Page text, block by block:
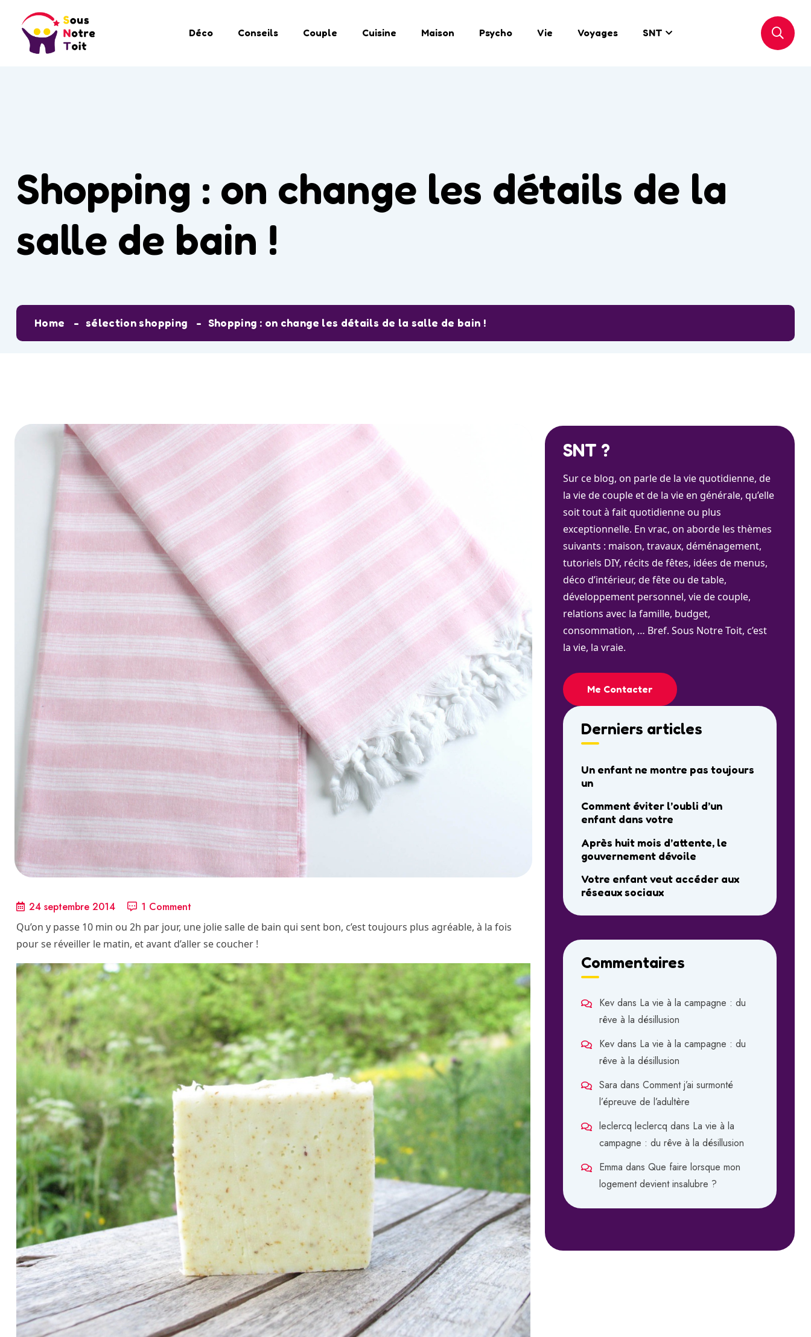
Déco Conseils Couple Cuisine Maison Psycho Vie Voyages SNT
Shopping : on change les détails de la
salle de bain !
Home sélection shopping Shopping : on change les détails de la salle de bain !
24 septembre 2014 1 Comment
Qu’on y passe 10 min ou 2h par jour, une jolie salle de bain qui sent bon, c’est toujours plus agréable, à la fois
pour se réveiller le matin, et avant d’aller se coucher !
SNT ?
Sur ce blog, on parle de la vie quotidienne, de
la vie de couple et de la vie en générale, qu’elle
soit tout à fait quotidienne ou plus
exceptionnelle. En vrac, on aborde les thèmes
suivants : maison, travaux, déménagement,
tutoriels DIY, récits de fêtes, idées de menus,
déco d’intérieur, de fête ou de table,
développement personnel, vie de couple,
relations avec la famille, budget,
consommation, … Bref. Sous Notre Toit, c’est
la vie, la vraie.
Me Contacter
Derniers articles
Un enfant ne montre pas toujours
un
Comment éviter l’oubli d’un
enfant dans votre
Après huit mois d’attente, le
gouvernement dévoile
Votre enfant veut accéder aux
réseaux sociaux
Commentaires
Kev dans La vie à la campagne : du
rêve à la désillusion
Kev dans La vie à la campagne : du
rêve à la désillusion
Sara dans Comment j’ai surmonté
l’épreuve de l’adultère
leclercq leclercq dans La vie à la
campagne : du rêve à la désillusion
Emma dans Que faire lorsque mon
logement devient insalubre ?